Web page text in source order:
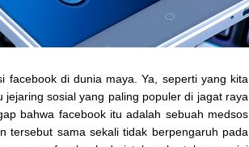
facebook di dunia maya. Ya, seperti yang kita
sosial yang paling populer di jagat raya
bahwa facebook itu adalah sebuah medsos
tersebut sama sekali tidak berpengaruh pada